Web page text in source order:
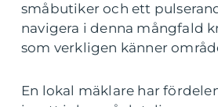
småbutiker och ett
navigera i denna mångfald
som verkligen känner
En lokal mäklare har